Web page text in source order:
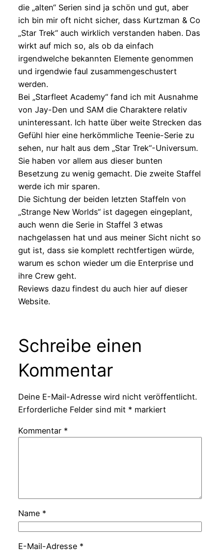
die „alten“ Serien sind ja schön und gut, aber
ich bin mir oft nicht sicher, dass Kurtzman & Co
„Star Trek“ auch wirklich verstanden haben. Das
wirkt auf mich so, als ob da einfach
irgendwelche bekannten Elemente genommen
und irgendwie faul zusammengeschustert
werden.
Bei „Starfleet Academy“ fand ich mit Ausnahme
von Jay-Den und SAM die Charaktere relativ
uninteressant. Ich hatte über weite Strecken das
Gefühl hier eine herkömmliche Teenie-Serie zu
sehen, nur halt aus dem „Star Trek“-Universum.
Sie haben vor allem aus dieser bunten
Besetzung zu wenig gemacht. Die zweite Staffel
werde ich mir sparen.
Die Sichtung der beiden letzten Staffeln von
„Strange New Worlds“ ist dagegen eingeplant,
auch wenn die Serie in Staffel 3 etwas
nachgelassen hat und aus meiner Sicht nicht so
gut ist, dass sie komplett rechtfertigen würde,
warum es schon wieder um die Enterprise und
ihre Crew geht.
Reviews dazu findest du auch hier auf dieser
Website.
Schreibe einen
Kommentar
Deine E-Mail-Adresse wird nicht veröffentlicht.
Erforderliche Felder sind mit * markiert
Kommentar *
Name *
E-Mail-Adresse *